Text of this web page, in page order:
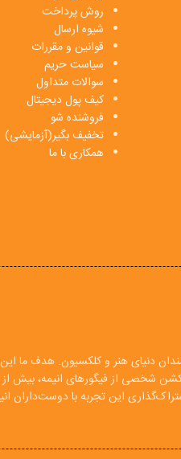
روش پرداخت
شیوه ارسال
قوانین و مقررات
سیاست حریم
سوالات متداول
کیف پول دیجیتال
فروشنده شو
تخفیف بگیر(آزمایشی)
همکاری با ما
دنیای هنر و کلکسیون. هدف ما
شخصی از فیگورهای انیمه،
این تجربه با دوست‌داران